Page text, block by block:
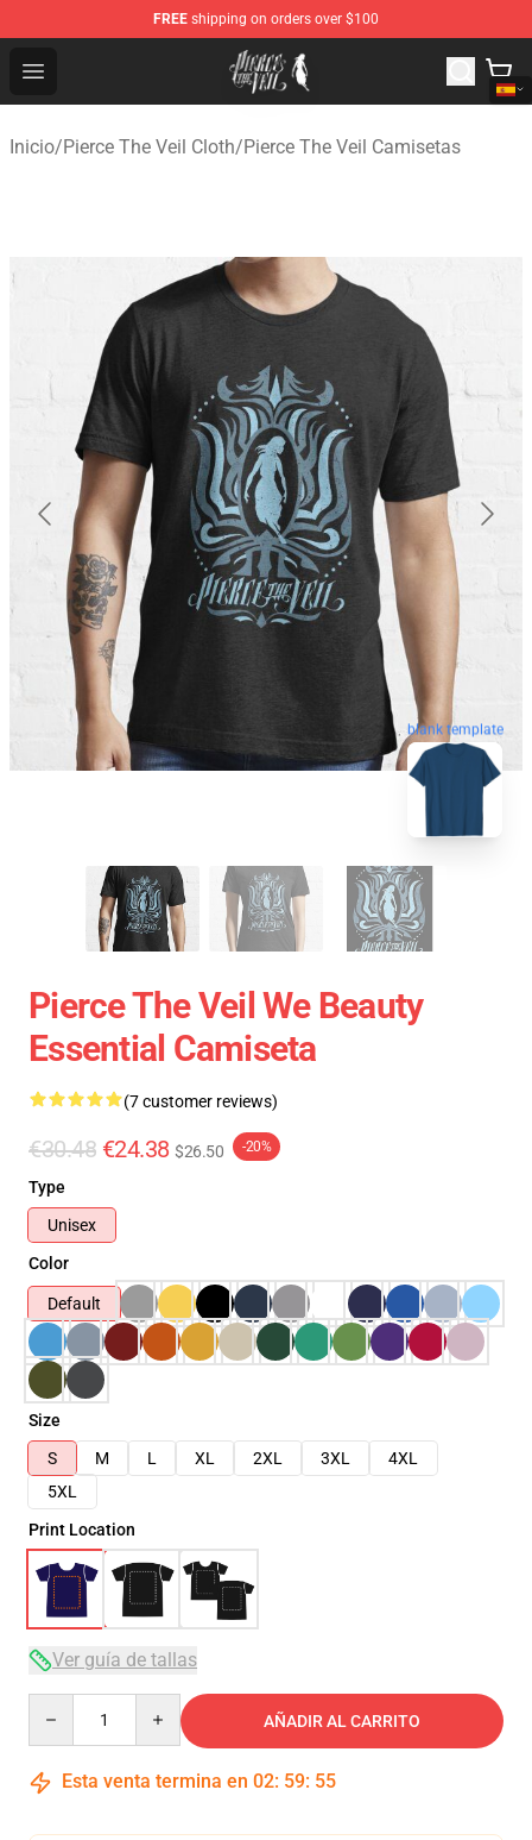
FREE shipping on orders over $100
Open menu
Pierce The Veil Store - Official Pierce The Veil
Inicio/Pierce The Veil Cloth/Pierce The Veil Camisetas
blank template
Pierce The Veil We Beauty
Essential Camiseta
(7 customer reviews)
€30.48 €24.38 $26.50 -20%
Type
Unisex
Color
Default
Size
S
M L XL 2XL 3XL
4XL
5XL
Print Location
Ver guía de tallas
AÑADIR AL CARRITO
Esta venta termina en 02: 59: 54